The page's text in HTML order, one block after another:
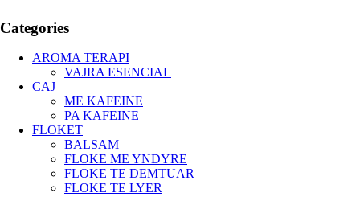
Categories
AROMA TERAPI
VAJRA ESENCIAL
CAJ
ME KAFEINE
PA KAFEINE
FLOKET
BALSAM
FLOKE ME YNDYRE
FLOKE TE DEMTUAR
FLOKE TE LYER